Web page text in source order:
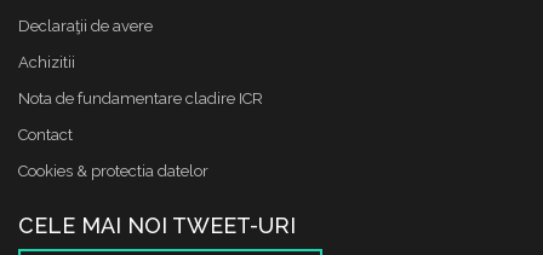
Declaraţii de avere
Achizitii
Nota de fundamentare cladire ICR
Contact
Cookies & protectia datelor
CELE MAI NOI TWEET-URI